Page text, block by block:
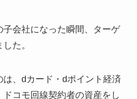
子会社になった瞬間、ターゲ
た。
は、dカード・dポイント経済
コモ回線契約者の資産をし